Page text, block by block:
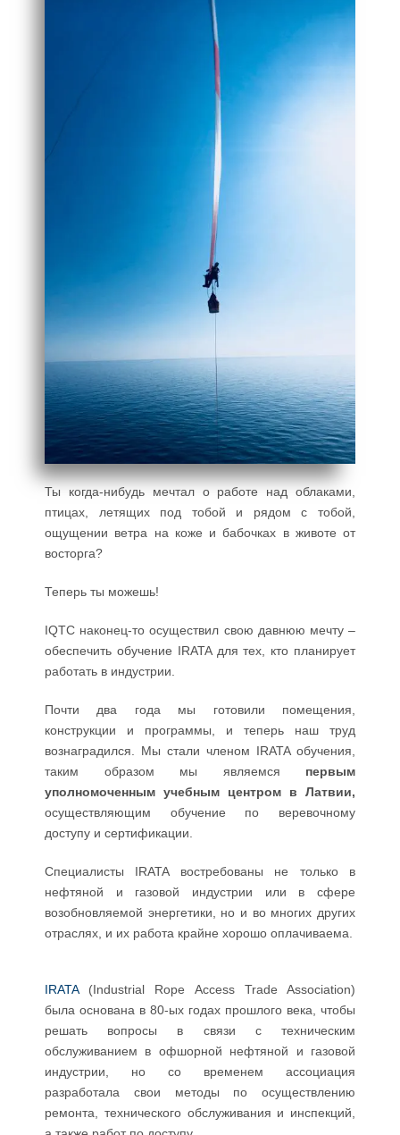
Ты когда-нибудь мечтал о работе над облаками,
птицах, летящих под тобой и рядом с тобой,
ощущении ветра на коже и бабочках в животе от
восторга?
Теперь ты можешь!
IQTC наконец-то осуществил свою давнюю мечту –
обеспечить обучение IRATA для тех, кто планирует
работать в индустрии.
Почти два года мы готовили помещения,
конструкции и программы, и теперь наш труд
вознаградился. Мы стали членом IRATA обучения,
таким образом мы являемся первым
уполномоченным учебным
центром в Латвии,
осуществляющим обучение по веревочному
доступу и сертификации.
Специалисты IRATA востребованы не только в
нефтяной и газовой индустрии или в сфере
возобновляемой энергетики, но и во многих других
отраслях, и их работа крайне хорошо оплачиваема.
IRATA(Industrial Rope Access Trade Association)
была основана в 80-ых годах прошлого века, чтобы
решать вопросы в связи с техническим
обслуживанием в офшорной нефтяной и газовой
индустрии, но со временем ассоциация
разработала свои методы по осуществлению
ремонта, технического обслуживания и инспекций,